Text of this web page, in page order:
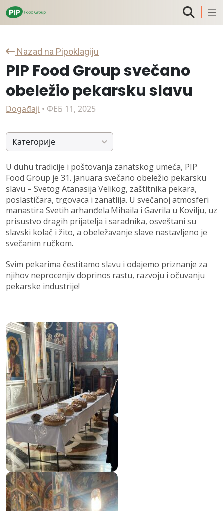
Nazad na Pipoklagiju
PIP Food Group svečano
obeležio pekarsku slavu
Događaji • ФЕБ 11, 2025
Категорије
U duhu tradicije i poštovanja zanatskog umeća, PIP
Food Group je 31. januara svečano obeležio pekarsku
slavu – Svetog Atanasija Velikog, zaštitnika pekara,
poslastičara, trgovaca i zanatlija. U svečanoj atmosferi
manastira Svetih arhanđela Mihaila i Gavrila u Kovilju, uz
prisustvo dragih prijatelja i saradnika, osveštani su
slavski kolač i žito, a obeležavanje slave nastavljeno je
svečanim ručkom.
Svim pekarima čestitamo slavu i odajemo priznanje za
njihov neprocenjiv doprinos rastu, razvoju i očuvanju
pekarske industrije!